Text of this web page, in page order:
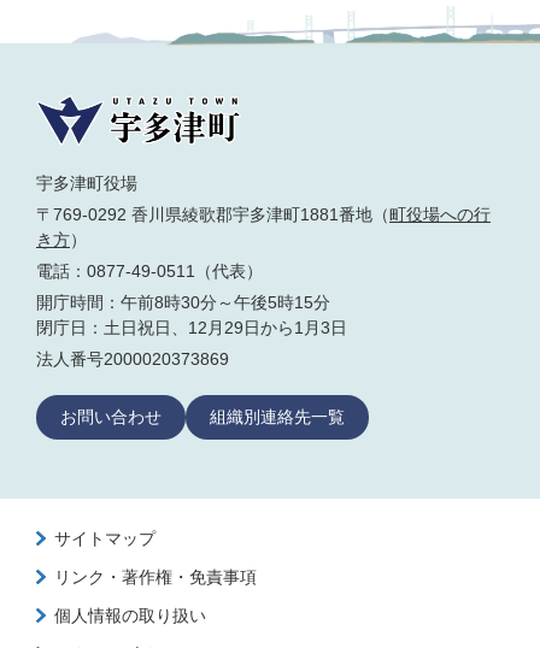
宇多津町役場
〒769-0292 香川県綾歌郡宇多津町1881番地（町役場への行
き方）
電話：0877-49-0511（代表）
開庁時間：午前8時30分～午後5時15分
閉庁日：土日祝日、12月29日から1月3日
法人番号2000020373869
お問い合わせ 組織別連絡先一覧
サイトマップ
リンク・著作権・免責事項
個人情報の取り扱い